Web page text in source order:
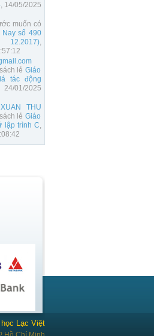
, 14/05/2025
muốn có
số 490
,
lẻGiáo
tác động
01/2025
THU
lẻGiáo
lập trình C,
Lạc Việt